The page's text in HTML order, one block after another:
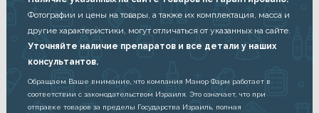
Фотографии и цены на товары, а также их комплектация, масса и
другие характеристики, могут отличаться от указанных на сайте.
Уточняйте наличие препаратов и все детали у наших
консультантов.
Обращаем Ваше внимание, что компания Манор Фарм работает в
соответствии с законодательством Израиля. Это означает, что при
отправке товаров за пределы Государства Израиль, полная